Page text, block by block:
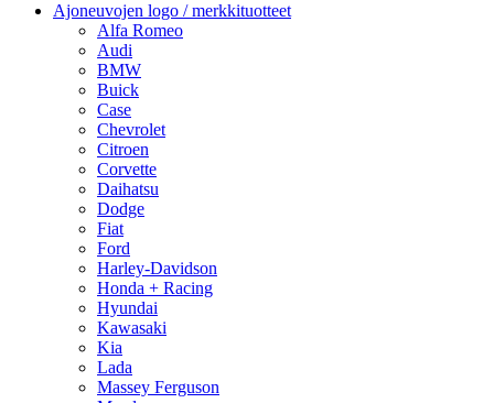
Ajoneuvojen logo / merkkituotteet
Alfa Romeo
Audi
BMW
Buick
Case
Chevrolet
Citroen
Corvette
Daihatsu
Dodge
Fiat
Ford
Harley-Davidson
Honda + Racing
Hyundai
Kawasaki
Kia
Lada
Massey Ferguson